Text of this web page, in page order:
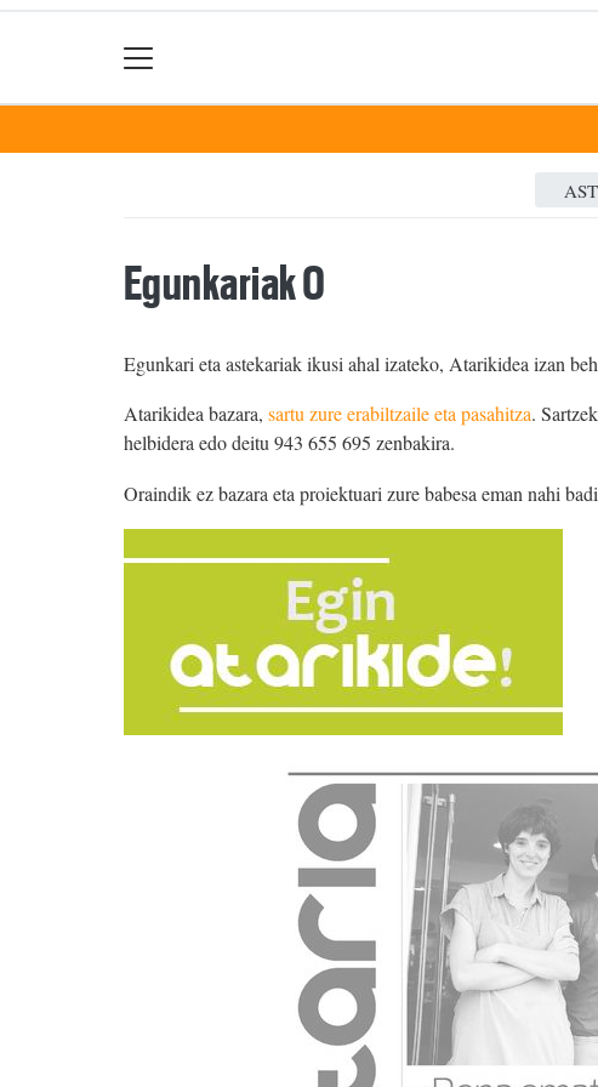
Egunkariak 0
Egunkari eta astekariak ikusi ahal izateko, Atarikidea izan
Atarikidea bazara, sartu zure erabiltzaile eta pasahitza.
helbidera edo deitu 943 655 695 zenbakira.
Oraindik ez bazara eta proiektuari zure babesa eman nahi